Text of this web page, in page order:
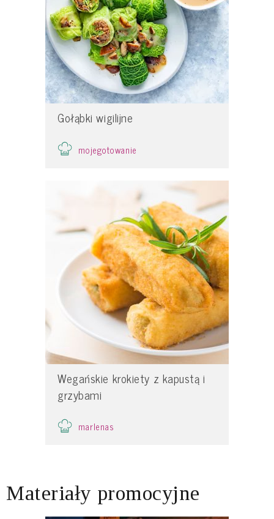
Gołąbki wigilijne
mojegotowanie
Wegańskie krokiety z kapustą i
grzybami
marlenas
Materiały promocyjne